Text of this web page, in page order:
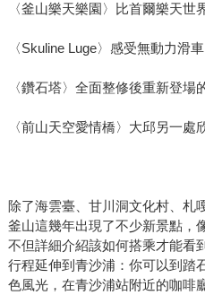
〈釜山樂天樂園〉比首爾樂天世
〈Skuline Luge〉感受無動力滑
〈鑽石塔〉全面整修後重新登場
〈前山天空愛情橋〉大邱另一處
除了海雲臺、甘川洞文化村、札
釜山這幾年出現了不少新景點，
不但詳細介紹該如何搭乘才能看
行程延伸到青沙浦：你可以到踏
色風光，在青沙浦站附近的咖啡